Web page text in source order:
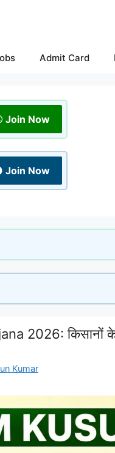
Admit Card
Join Now
Join Now
2026: किसानों के
Kumar